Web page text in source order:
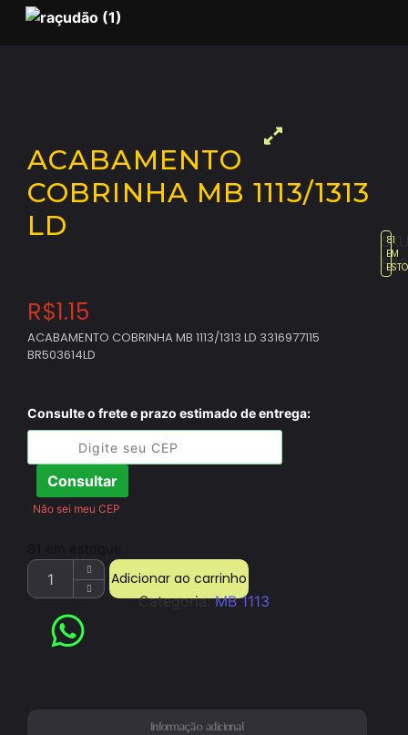
ACABAMENTO
COBRINHA MB 1113/1313
LD
883
81
EM
R$1.15
ACABAMENTO COBRINHA MB 1113/1313 LD 3316977115
BR503614LD
Consulte o frete e prazo estimado de entrega:
Consultar
Não sei meu CEP
Adicionar ao carrinho
Categoria:MB 1113
Informação adicional